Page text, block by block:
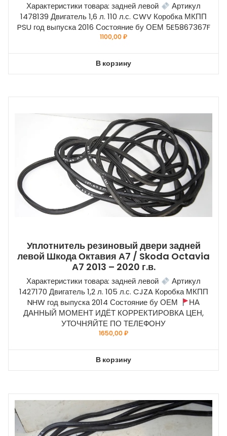
Характеристики товара: задней левой
Артикул
1478139 Двигатель 1,6 л. 110 л.с. CWV Коробка МКПП
PSU год выпуска 2016 Состояние бу ОЕМ 5E5867367F
1100,00₽
В корзину
Уплотнитель резиновый двери задней
левой Шкода Октавия А7 / Skoda Octavia
А7 2013 – 2020 г.в.
Характеристики товара: задней левой
Артикул
1427170 Двигатель 1,2 л. 105 л.с. CJZA Коробка МКПП
NHW год выпуска 2014 Состояние бу ОЕМ
НА
ДАННЫЙ МОМЕНТ ИДЁТ КОРРЕКТИРОВКА ЦЕН,
УТОЧНЯЙТЕ ПО ТЕЛЕФОНУ
1650,00₽
В корзину